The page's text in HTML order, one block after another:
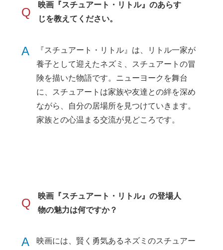
Q
映画『スチュアート・リトル』のあらす
じを教えてください。
A
『スチュアート・リトル』は、リトル一家が
養子として迎えたネズミ、スチュアートの冒
険を描いた物語です。ニューヨークを舞台
に、スチュアートは家族や友達との絆を深め
ながら、自分の居場所を見つけていきます。
家族との心温まる交流が見どころです。
Q
映画『スチュアート・リトル』の登場人
物の魅力は何ですか？
A
映画には、賢く勇気あるネズミのスチュアー